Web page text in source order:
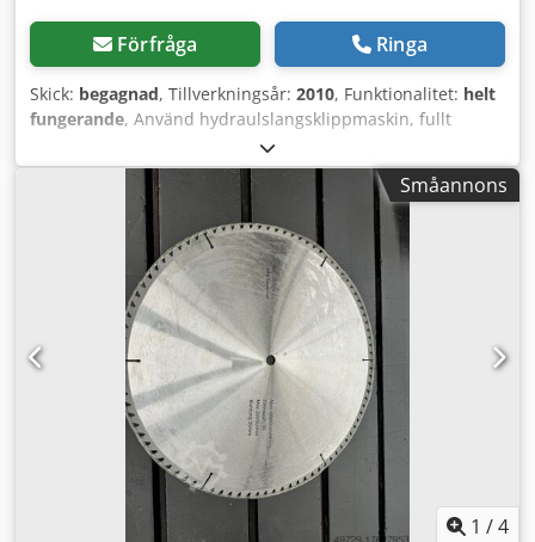
Förfråga Ringa
Skick: begagnad, Tillverkningsår: 2010, Funktionalitet: helt
fungerande, Använd hydraulslangsklippmaskin, fullt
funktionell och för närvarande i drift. Cjdpfxezphrqe Apyjrf
Kan besiktigas på plats.
Småannons
1 /4